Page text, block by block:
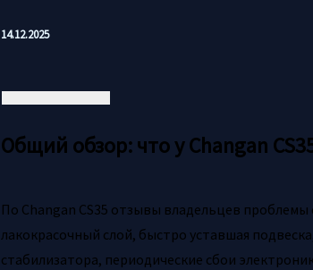
14.12.2025
Общий обзор: что у Changan
По Changan CS35 отзывы владельцев
лакокрасочный слой, быстро уставшая
стабилизатора, периодические сбои